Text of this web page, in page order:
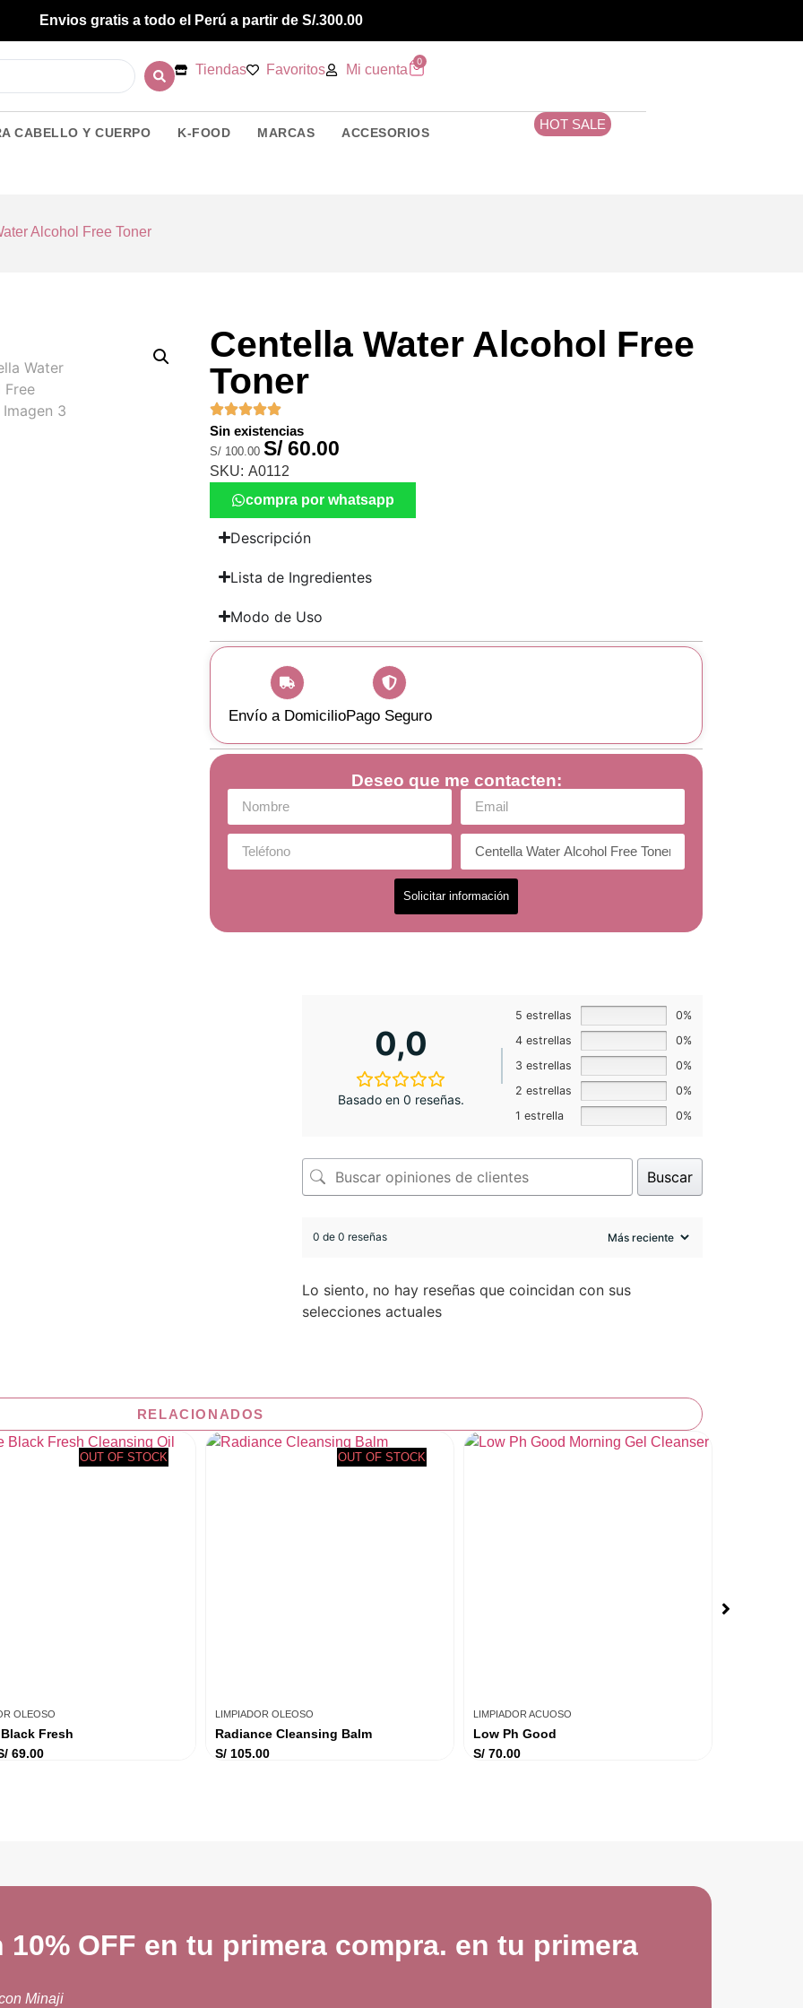
Envios gratis a todo el Perú a partir de S/.300.00
Tiendas Favoritos Mi cuenta
0
CABELLO Y CUERPO K-FOOD MARCAS ACCESORIOS
HOT SALE
Alcohol Free Toner
Centella Water Alcohol Free
Toner
Sin existencias
S/ 100.00 S/ 60.00
SKU: A0112
compra por whatsapp
Descripción
Lista de Ingredientes
Modo de Uso
Envío a DomicilioPago Seguro
Deseo que me contacten:
Solicitar información
0,0
Basado en 0 reseñas.
5 estrellas
0%
4 estrellas
0%
3 estrellas
0%
2 estrellas
0%
1 estrella
0%
Buscar
0 de 0 reseñas
Lo siento, no hay reseñas que coincidan con sus
selecciones actuales
RELACIONADOS
OUT OF STOCK
OLEOSO
Fresh
69.00
OUT OF STOCK
LIMPIADOR OLEOSO
Radiance Cleansing Balm
S/ 105.00
LIMPIADOR ACUOSO
Low Ph Good
S/ 70.00
10% OFF en tu primera compra. en tu primera
Minaji